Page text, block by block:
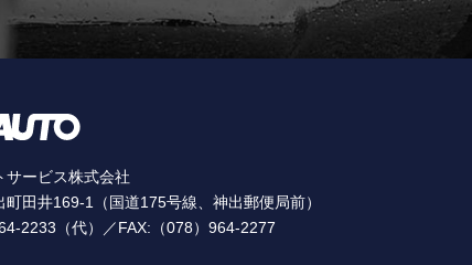
サービス株式会社
田井169-1（国道175号線、神出郵便局前）
2233（代）／FAX:（078）964-2277